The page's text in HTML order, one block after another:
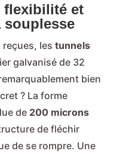
flexibilité et
souplesse
les tunnels
galvanisé de 32
bien
? La forme
de 200 microns
de fléchir
de se rompre. Une